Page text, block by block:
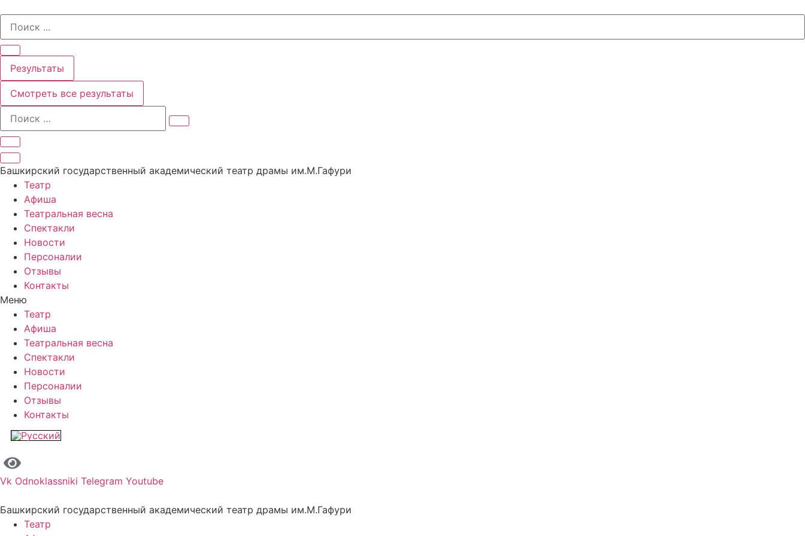
содержимому
Search
Результаты
Смотреть все результаты
Башкирский государственный академический театр драмы им.М.Гафури
Театр
Афиша
Театральная весна
Спектакли
Новости
Персоналии
Отзывы
Контакты
Меню
Театр
Афиша
Театральная весна
Спектакли
Новости
Персоналии
Отзывы
Контакты
Vk Odnoklassniki Telegram Youtube
Башкирский государственный академический театр драмы им.М.Гафури
Театр